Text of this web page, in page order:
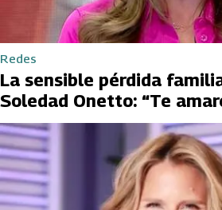
Redes
La sensible pérdida
Soledad Onetto: “Te